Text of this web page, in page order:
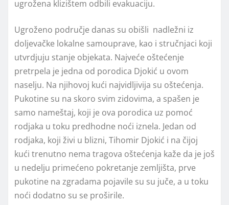
ugrožena klizištem odbili evakuaciju.
Ugroženo područje danas su obišli nadležni iz
doljevačke lokalne samouprave, kao i stručnjaci koji
utvrdjuju stanje objekata. Najveće oštećenje
pretrpela je jedna od porodica Djokić u ovom
naselju. Na njihovoj kući najvidljivija su oštećenja.
Pukotine su na skoro svim zidovima, a spašen je
samo nameštaj, koji je ova porodica uz pomoć
rodjaka u toku predhodne noći iznela. Jedan od
rodjaka, koji živi u blizni, Tihomir Djokić i na čijoj
kući trenutno nema tragova oštećenja kaže da je još
u nedelju primećeno pokretanje zemljišta, prve
pukotine na zgradama pojavile su su juče, a u toku
noći dodatno su se proširile.